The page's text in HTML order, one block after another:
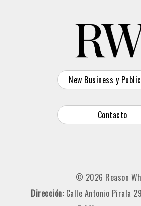
New Business y
Contacto
© 2026 Reason
Dirección: Calle Antonio Pirala